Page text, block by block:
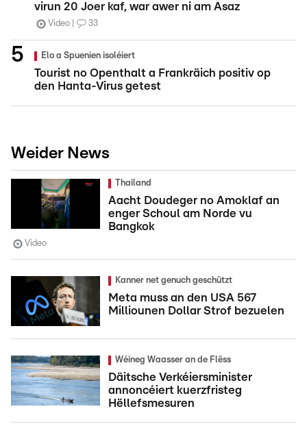
virun 20 Joer kaf, war awer ni am Asaz
Video 33
Elo a Spuenien isoléiert
Tourist no Openthalt a Frankräich positiv op
den Hanta-Virus getest
Weider News
Thailand
Aacht Doudeger no Amoklaf an
enger Schoul am Norde vu
Bangkok
Video
Kanner net genuch geschützt
Meta muss an den USA 567
Milliounen Dollar Strof bezuelen
Wéineg Waasser an de Flëss
Däitsche Verkéiersminister
annoncéiert kuerzfristeg
Hëllefsmesuren